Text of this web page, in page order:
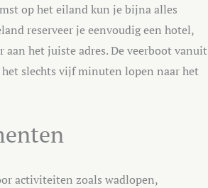
op het eiland kun je bijna alles
reserveer je eenvoudig een hotel,
het juiste adres. De veerboot vanuit
slechts vijf minuten lopen naar het
activiteiten zoals wadlopen,